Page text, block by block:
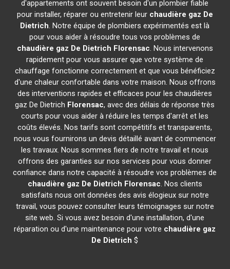
d'appartements ont souvent besoin d'un plombier fiable
pour installer, réparer ou entretenir leur chaudière gaz De
Dietrich. Notre équipe de plombiers expérimentés est là
pour vous aider à résoudre tous vos problèmes de
chaudière gaz De Dietrich Florensac. Nous intervenons
rapidement pour vous assurer que votre système de
chauffage fonctionne correctement et que vous bénéficiez
d'une chaleur confortable dans votre maison. Nous offrons
des interventions rapides et efficaces pour les chaudières
gaz De Dietrich Florensac, avec des délais de réponse très
courts pour vous aider à réduire les temps d'arrêt et les
coûts élevés. Nos tarifs sont compétitifs et transparents,
nous vous fournirons un devis détaillé avant de commencer
les travaux. Nous sommes fiers de notre travail et nous
offrons des garanties sur nos services pour vous donner
confiance dans notre capacité à résoudre vos problèmes de
chaudière gaz De Dietrich Florensac. Nos clients
satisfaits nous ont données des avis élogieux sur notre
travail, vous pouvez consulter leurs témoignages sur notre
site web. Si vous avez besoin d'une installation, d'une
réparation ou d'une maintenance pour votre chaudière gaz
De Dietrich $